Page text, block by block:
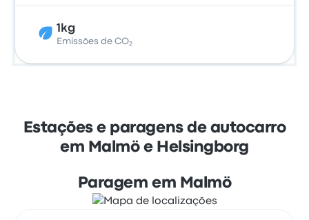
1kg
Emissões de CO₂
Estações e paragens de autocarro
em Malmö e Helsingborg
Paragem em Malmö